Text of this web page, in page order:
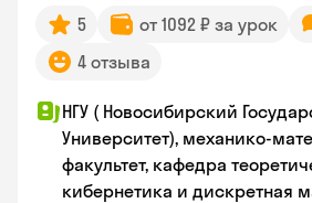
5 от 1092 ₽ за урок
4 отзыва
НГУ ( Новосибирский
Университет), механико-
факультет, кафедра
кибернетика и дискретная